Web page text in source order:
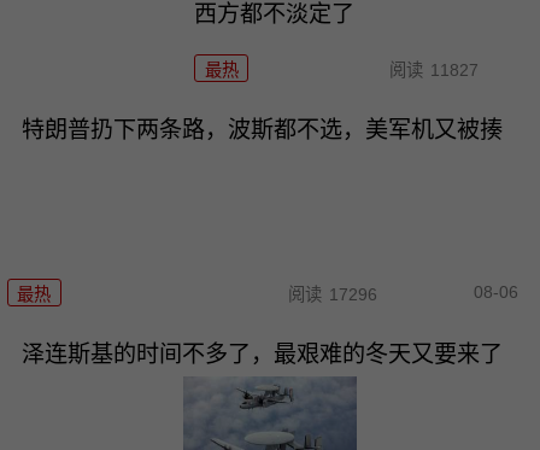
西方都不淡定了
最热 阅读 11827
特朗普扔下两条路，波斯都不选，美军机又被揍
最热 阅读 17296 08-06
泽连斯基的时间不多了，最艰难的冬天又要来了